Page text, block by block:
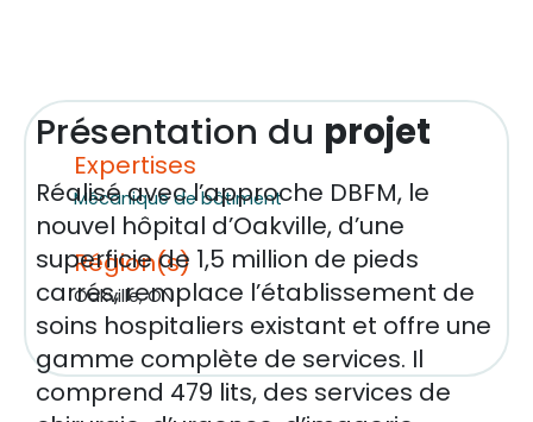
Présentation du projet
Réalisé avec l’approche DBFM, le
nouvel hôpital d’Oakville, d’une
superficie de 1,5 million de pieds
carrés, remplace l’établissement de
soins hospitaliers existant et offre une
gamme complète de services. Il
comprend 479 lits, des services de
Expertises
Mécanique de bâtiment
Région(s)
Oakville, ON